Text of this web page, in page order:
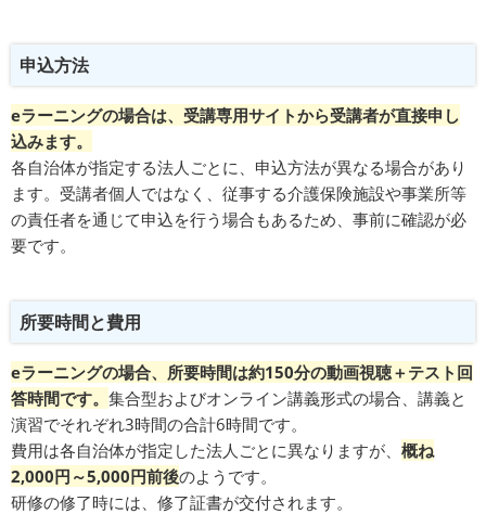
申込方法
eラーニングの場合は、受講専用サイトから受講者が直接申し
込みます。
各自治体が指定する法人ごとに、申込方法が異なる場合があり
ます。受講者個人ではなく、従事する介護保険施設や事業所等
の責任者を通じて申込を行う場合もあるため、事前に確認が必
要です。
所要時間と費用
eラーニングの場合、所要時間は約150分の動画視聴＋テスト回
答時間です。 集合型およびオンライン講義形式の場合、講義と
演習でそれぞれ3時間の合計6時間です。
費用は各自治体が指定した法人ごとに異なりますが、 概ね
2,000円～5,000円前後のようです。
研修の修了時には、修了証書が交付されます。